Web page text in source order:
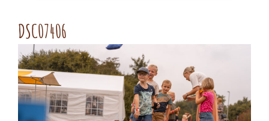
DSC07406